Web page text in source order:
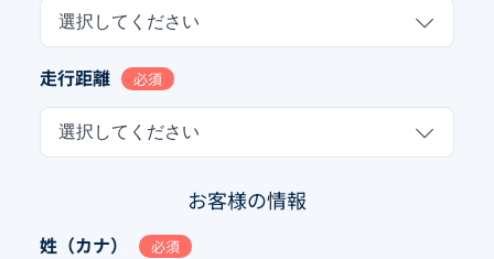
選択してください
走行距離 必須
選択してください
お客様の情報
姓（カナ） 必須